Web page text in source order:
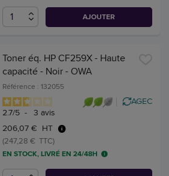
AJOUTER
Toner éq. HP CF259X - Haute
capacité - Noir - OWA
Référence : 132055
2.7/5 - 3 avis
AGEC
206,07 € HT
(247,28 € TTC)
EN STOCK, LIVRÉ EN 24/48H